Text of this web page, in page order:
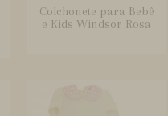
Colchonete para Bebê
e Kids Windsor Rosa